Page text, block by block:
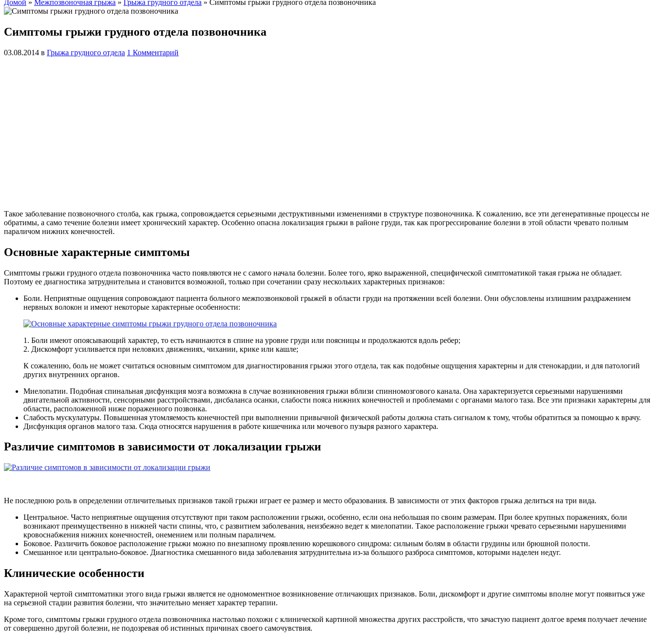
Домой » Межпозвоночная грыжа » Грыжа грудного отдела » Симптомы грыжи грудного отдела позвоночника
Симптомы грыжи грудного отдела позвоночника
03.08.2014 в Грыжа грудного отдела 1 Комментарий
Такое заболевание позвоночного столба, как грыжа, сопровождается серьезными деструктивными изменениями в структуре позвоночника. К сожалению, все эти дегенеративные процессы не
обратимы, а само течение болезни имеет хронический характер. Особенно опасна локализация грыжи в районе груди, так как прогрессирование болезни в этой области чревато полным
параличом нижних конечностей.
Основные характерные симптомы
Симптомы грыжи грудного отдела позвоночника часто появляются не с самого начала болезни. Более того, ярко выраженной, специфической симптоматикой такая грыжа не обладает.
Поэтому ее диагностика затруднительна и становится возможной, только при сочетании сразу нескольких характерных признаков:
Боли. Неприятные ощущения сопровождают пациента больного межпозвонковой грыжей в области груди на протяжении всей болезни. Они обусловлены излишним раздражением
нервных волокон и имеют некоторые характерные особенности:
1. Боли имеют опоясывающий характер, то есть начинаются в спине на уровне груди или поясницы и продолжаются вдоль ребер;
2. Дискомфорт усиливается при неловких движениях, чихании, крике или кашле;
К сожалению, боль не может считаться основным симптомом для диагностирования грыжи этого отдела, так как подобные ощущения характерны и для стенокардии, и для патологий
других внутренних органов.
Миелопатии. Подобная спинальная дисфункция мозга возможна в случае возникновения грыжи вблизи спинномозгового канала. Она характеризуется серьезными нарушениями
двигательной активности, сенсорными расстройствами, дисбаланса осанки, слабости пояса нижних конечностей и проблемами с органами малого таза. Все эти признаки характерны для
области, расположенной ниже пораженного позвонка.
Слабость мускулатуры. Повышенная утомляемость конечностей при выполнении привычной физической работы должна стать сигналом к тому, чтобы обратиться за помощью к врачу.
Дисфункция органов малого таза. Сюда относятся нарушения в работе кишечника или мочевого пузыря разного характера.
Различие симптомов в зависимости от локализации грыжи
Не последнюю роль в определении отличительных признаков такой грыжи играет ее размер и место образования. В зависимости от этих факторов грыжа делиться на три вида.
Центральное. Часто неприятные ощущения отсутствуют при таком расположении грыжи, особенно, если она небольшая по своим размерам. При более крупных поражениях, боли
возникают преимущественно в нижней части спины, что, с развитием заболевания, неизбежно ведет к миелопатии. Такое расположение грыжи чревато серьезными нарушениями
кровоснабжения нижних конечностей, онемением или полным параличем.
Боковое. Различить боковое расположение грыжи можно по внезапному проявлению корешкового синдрома: сильным болям в области грудины или брюшной полости.
Смешанное или центрально-боковое. Диагностика смешанного вида заболевания затруднительна из-за большого разброса симптомов, которыми наделен недуг.
Клинические особенности
Характерной чертой симптоматики этого вида грыжи является не одномоментное возникновение отличающих признаков. Боли, дискомфорт и другие симптомы вполне могут появиться уже
на серьезной стадии развития болезни, что значительно меняет характер терапии.
Кроме того, симптомы грыжи грудного отдела позвоночника настолько похожи с клинической картиной множества других расстройств, что зачастую пациент долгое время получает лечение
от совершенно другой болезни, не подозревая об истинных причинах своего самочувствия.